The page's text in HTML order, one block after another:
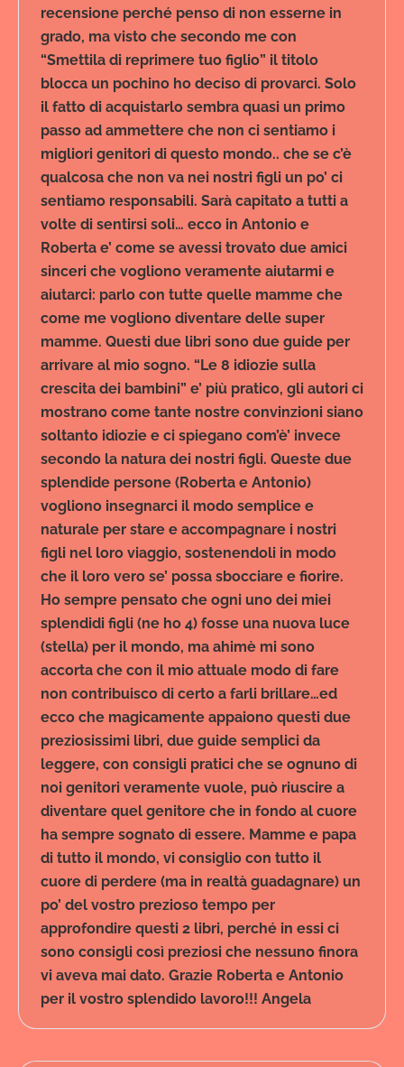
recensione perché penso di non esserne in
grado, ma visto che secondo me con
“Smettila di reprimere tuo figlio” il titolo
blocca un pochino ho deciso di provarci. Solo
il fatto di acquistarlo sembra quasi un primo
passo ad ammettere che non ci sentiamo i
migliori genitori di questo mondo.. che se c’è
qualcosa che non va nei nostri figli un po’ ci
sentiamo responsabili. Sarà capitato a tutti a
volte di sentirsi soli… ecco in Antonio e
Roberta e’ come se avessi trovato due amici
sinceri che vogliono veramente aiutarmi e
aiutarci: parlo con tutte quelle mamme che
come me vogliono diventare delle super
mamme. Questi due libri sono due guide per
arrivare al mio sogno. “Le 8 idiozie sulla
crescita dei bambini” e’ più pratico, gli autori ci
mostrano come tante nostre convinzioni siano
soltanto idiozie e ci spiegano com’è’ invece
secondo la natura dei nostri figli. Queste due
splendide persone (Roberta e Antonio)
vogliono insegnarci il modo semplice e
naturale per stare e accompagnare i nostri
figli nel loro viaggio, sostenendoli in modo
che il loro vero se’ possa sbocciare e fiorire.
Ho sempre pensato che ogni uno dei miei
splendidi figli (ne ho 4) fosse una nuova luce
(stella) per il mondo, ma ahimè mi sono
accorta che con il mio attuale modo di fare
non contribuisco di certo a farli brillare…ed
ecco che magicamente appaiono questi due
preziosissimi libri, due guide semplici da
leggere, con consigli pratici che se ognuno di
noi genitori veramente vuole, può riuscire a
diventare quel genitore che in fondo al cuore
ha sempre sognato di essere. Mamme e papa
di tutto il mondo, vi consiglio con tutto il
cuore di perdere (ma in realtà guadagnare) un
po’ del vostro prezioso tempo per
approfondire questi 2 libri, perché in essi ci
sono consigli così preziosi che nessuno finora
vi aveva mai dato. Grazie Roberta e Antonio
per il vostro splendido lavoro!!! Angela